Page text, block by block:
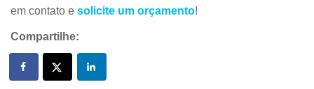
em contato e solicite um orçamento!
Compartilhe: